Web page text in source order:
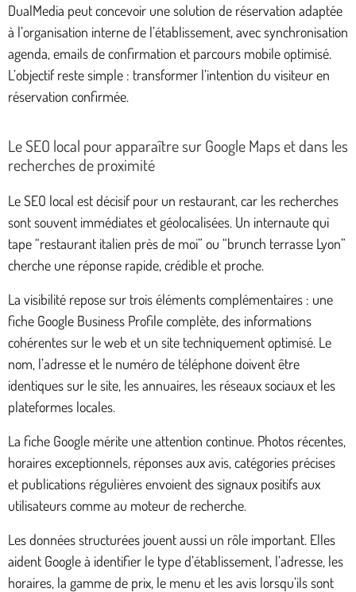
DualMedia peut concevoir une solution de réservation adaptée
à l’organisation interne de l’établissement, avec synchronisation
agenda, emails de confirmation et parcours mobile optimisé.
L’objectif reste simple : transformer l’intention du visiteur en
réservation confirmée.
Le SEO local pour apparaître sur Google Maps et dans les
recherches de proximité
Le SEO local est décisif pour un restaurant, car les recherches
sont souvent immédiates et géolocalisées. Un internaute qui
tape “restaurant italien près de moi” ou “brunch terrasse Lyon”
cherche une réponse rapide, crédible et proche.
La visibilité repose sur trois éléments complémentaires : une
fiche Google Business Profile complète, des informations
cohérentes sur le web et un site techniquement optimisé. Le
nom, l’adresse et le numéro de téléphone doivent être
identiques sur le site, les annuaires, les réseaux sociaux et les
plateformes locales.
La fiche Google mérite une attention continue. Photos récentes,
horaires exceptionnels, réponses aux avis, catégories précises
et publications régulières envoient des signaux positifs aux
utilisateurs comme au moteur de recherche.
Les données structurées jouent aussi un rôle important. Elles
aident Google à identifier le type d’établissement, l’adresse, les
horaires, la gamme de prix, le menu et les avis lorsqu’ils sont